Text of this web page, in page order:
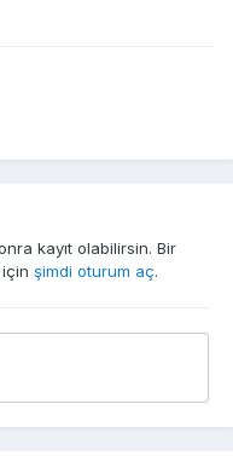
kayıt olabilirsin. Bir
şimdi oturum aç.